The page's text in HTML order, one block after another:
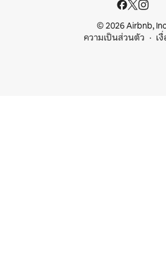
© 2026 Airbnb,
ความเป็นส่วนตัว
เ